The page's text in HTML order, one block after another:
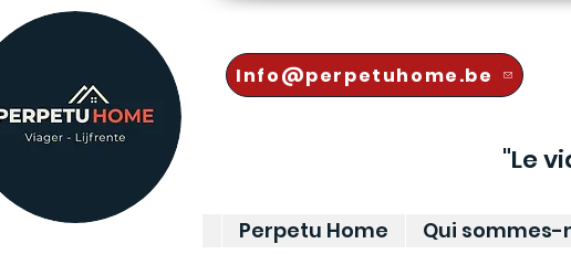
Info@perpetuhome.be
"Le
Perpetu Home Qui sommes-